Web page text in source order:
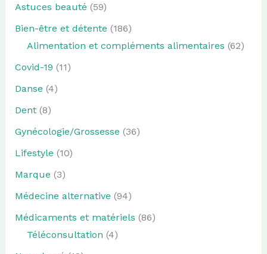
Astuces beauté (59)
Bien-être et détente (186)
Alimentation et compléments alimentaires (62)
Covid-19 (11)
Danse (4)
Dent(8)
Gynécologie/Grossesse (36)
Lifestyle (10)
Marque (3)
Médecine alternative (94)
Médicaments et matériels (86)
Téléconsultation (4)